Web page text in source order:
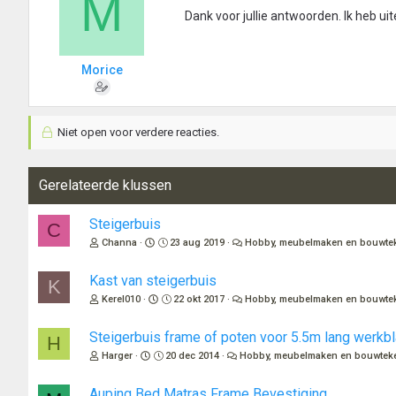
M
Morice
Dank voor jullie antwoorden. Ik heb
Niet open voor verdere reacties.
Gerelateerde klussen
C Steigerbuis
Channa 23 aug 2019 Hobby, meubelmaken en
K Kast van steigerbuis
Kerel010 22 okt 2017 Hobby, meubelmaken en
H Steigerbuis frame of poten voor 5.5m lang
Harger 20 dec 2014 Hobby, meubelmaken en